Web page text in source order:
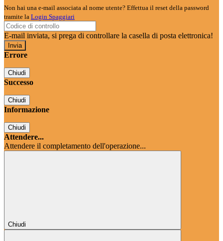
Non hai una e-mail associata al nome utente? Effettua il reset della password
tramite la Login Spaggiari
E-mail inviata, si prega di controllare la casella di posta elettronica!
Errore
Chiudi
Successo
Chiudi
Informazione
Chiudi
Attendere...
Attendere il completamento dell'operazione...
Chiudi